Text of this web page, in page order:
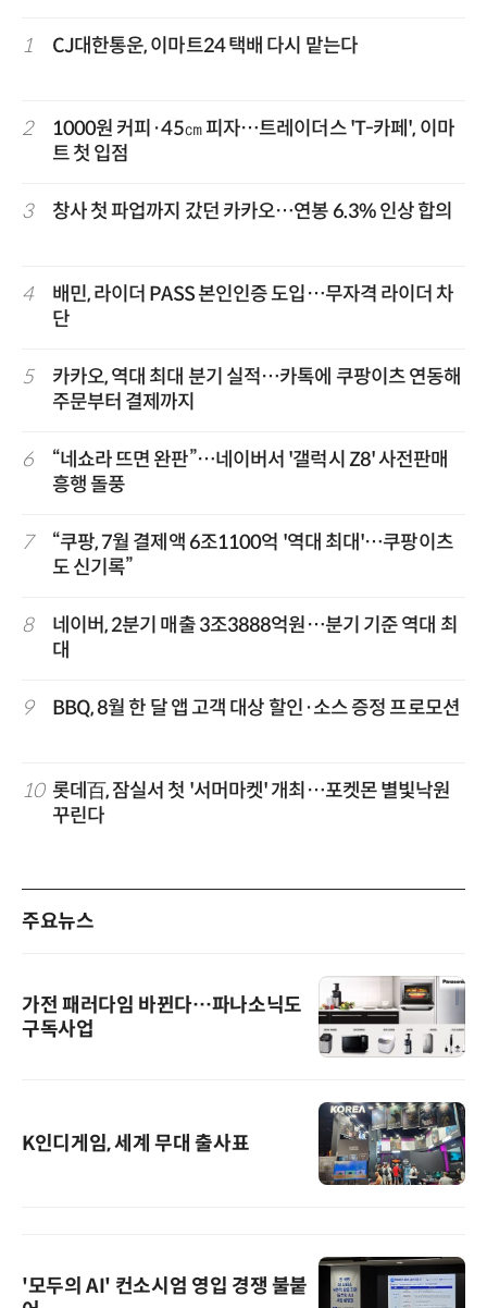
1 CJ대한통운, 이마트24 택배 다시 맡는다
2
1000원 커피·45㎝ 피자…트레이더스 'T-카페', 이마
트 첫 입점
3 창사 첫 파업까지 갔던 카카오…연봉 6.3% 인상 합의
4
배민, 라이더 PASS 본인인증 도입…무자격 라이더 차
단
5
카카오, 역대 최대 분기 실적…카톡에 쿠팡이츠 연동해
주문부터 결제까지
6
“네쇼라 뜨면 완판”…네이버서 '갤럭시 Z8' 사전판매
흥행 돌풍
7
“쿠팡, 7월 결제액 6조1100억 '역대 최대'…쿠팡이츠
도 신기록”
8
네이버, 2분기 매출 3조3888억원…분기 기준 역대 최
대
9 BBQ, 8월 한 달 앱 고객 대상 할인·소스 증정 프로모션
10 롯데百, 잠실서 첫 '서머마켓' 개최…포켓몬 별빛낙원
꾸린다
주요뉴스
가전 패러다임 바뀐다…파나소닉도
구독사업
K인디게임, 세계 무대 출사표
'모두의 AI' 컨소시엄 영입 경쟁 불붙